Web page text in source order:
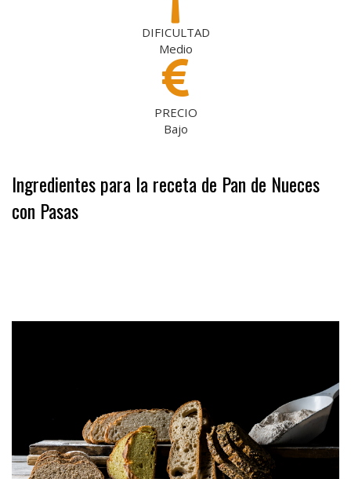
DIFICULTAD
Medio
PRECIO
Bajo
Ingredientes para la receta de Pan de Nueces
con Pasas